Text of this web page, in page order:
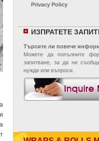
Privacy Policy
ИЗПРАТЕТЕ
Търсите ли повече
Можете да попълните
запитване, за да ни
нужди или въпроси.